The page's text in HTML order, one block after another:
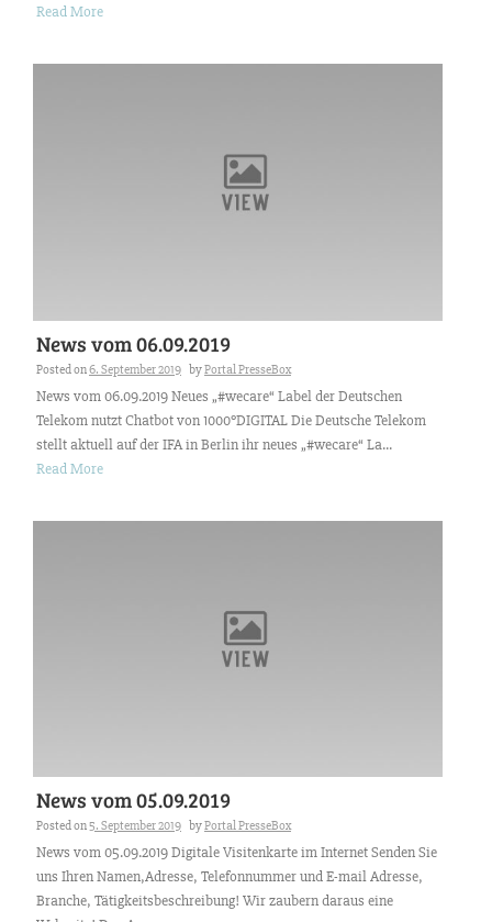
Read More
News vom 06.09.2019
Posted on6. September 2019 byPortal PresseBox
News vom 06.09.2019 Neues „#wecare“ Label der Deutschen
Telekom nutzt Chatbot von 1000°DIGITAL Die Deutsche Telekom
stellt aktuell auf der IFA in Berlin ihr neues „#wecare“ La...
Read More
News vom 05.09.2019
Posted on5. September 2019 byPortal PresseBox
News vom 05.09.2019 Digitale Visitenkarte im Internet Senden Sie
uns Ihren Namen,Adresse, Telefonnummer und E-mail Adresse,
Branche, Tätigkeitsbeschreibung! Wir zaubern daraus eine